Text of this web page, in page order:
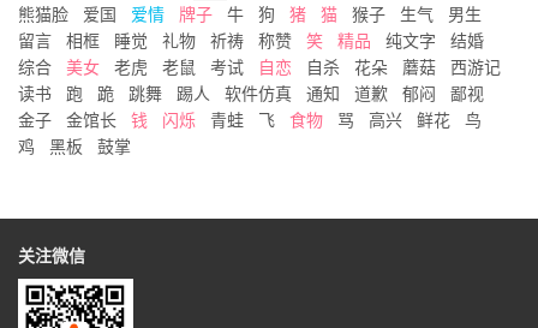
熊猫脸
爱国 爱情 牌子 牛 狗 猪 猫 猴子 生气
男生
留言 相框 睡觉 礼物 祈祷 称赞 笑 精品 纯文字
结婚
综合 美女 老虎 老鼠 考试 自恋 自杀 花朵 蘑菇 西游记
读书
跑 跪 跳舞 踢人 软件仿真 通知 道歉 郁闷
鄙视
金子 金馆长 钱 闪烁 青蛙 飞 食物 骂 高兴 鲜花 鸟
鸡
黑板 鼓掌
关注微信